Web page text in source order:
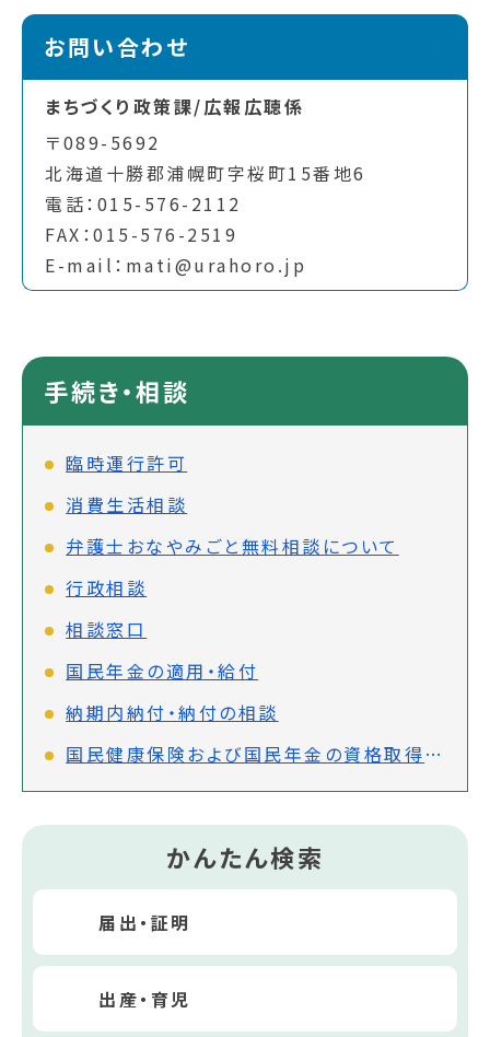
お問い合わせ
まちづくり政策課/広報広聴係
〒089-5692
北海道十勝郡浦幌町字桜町15番地6
電話：015-576-2112
FAX：015-576-2519
E-mail：mati@urahoro.jp
手続き・相談
臨時運行許可
消費生活相談
弁護士おなやみごと無料相談について
行政相談
相談窓口
国民年金の適用・給付
納期内納付・納付の相談
国民健康保険および国民年金の資格取得または喪失の手続き
かんたん検索
届出・証明
出産・育児